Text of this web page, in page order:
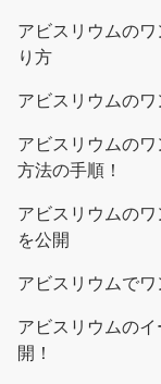
アビスリウムの
り方
アビスリウムの
アビスリウムの
方法の手順！
アビスリウムの
を公開
アビスリウムで
アビスリウムの
開！